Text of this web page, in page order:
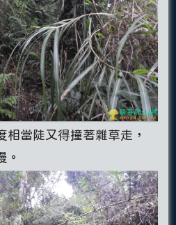
當陡又得撞著雜草走，
。